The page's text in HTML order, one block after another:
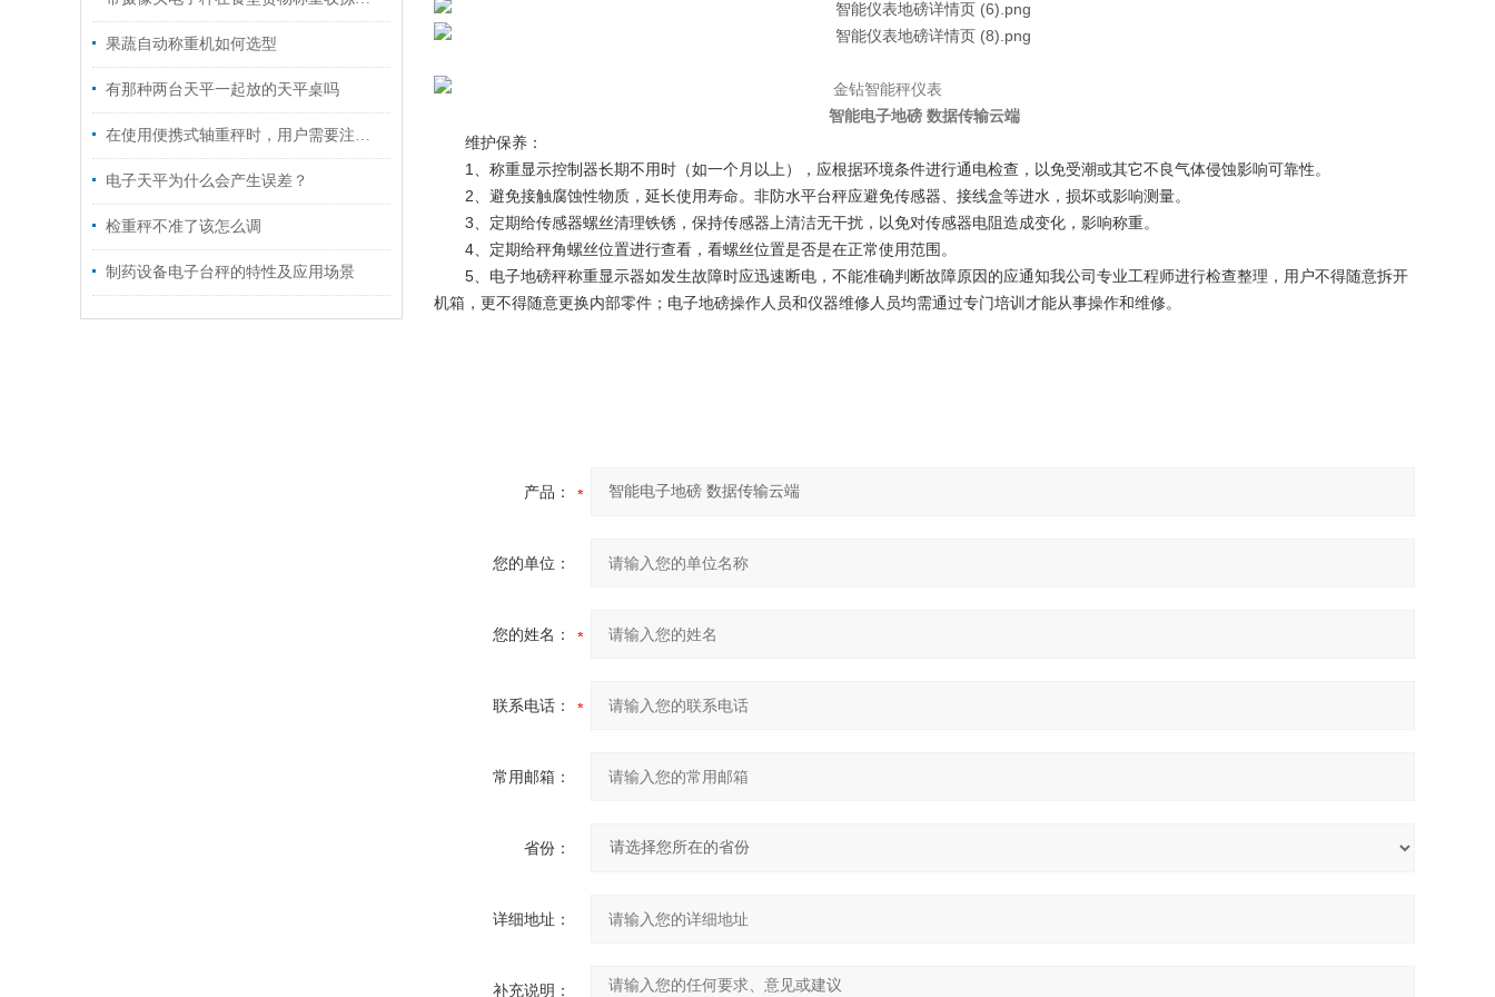
果蔬自动称重机如何选型
有那种两台天平一起放的天平桌吗
在使用便携式轴重秤时，用户需要注意什么？
电子天平为什么会产生误差？
检重秤不准了该怎么调
制药设备电子台秤的特性及应用场景
智能电子地磅 数据传输云端
维护保养：
1、称重显示控制器长期不用时（如一个月以上），应根据环境条件进行通电检查，以免受潮或其它不良气体侵蚀影响可靠性。
2、避免接触腐蚀性物质，延长使用寿命。非防水平台秤应避免传感器、接线盒等进水，损坏或影响测量。
3、定期给传感器螺丝清理铁锈，保持传感器上清洁无干扰，以免对传感器电阻造成变化，影响称重。
4、定期给秤角螺丝位置进行查看，看螺丝位置是否是在正常使用范围。
5、电子地磅秤称重显示器如发生故障时应迅速断电，不能准确判断故障原因的应通知我公司专业工程师进行检查整理，用户不得随意拆开
机箱，更不得随意更换内部零件；电子地磅操作人员和仪器维修人员均需通过专门培训才能从事操作和维修。
产品：
您的单位：
您的姓名：
联系电话：
常用邮箱：
省份：
详细地址：
补充说明：